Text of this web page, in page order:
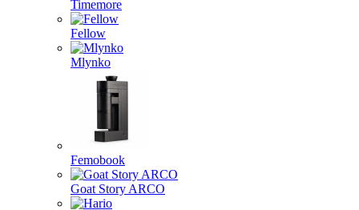
Timemore
Fellow
Mlynko
Femobook
Goat Story ARCO